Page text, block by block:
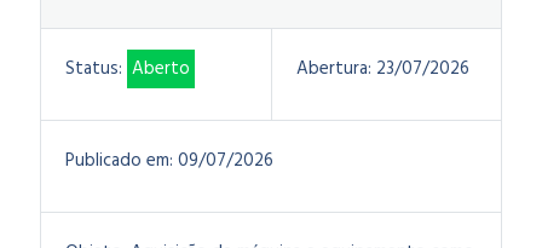
Status: Aberto Abertura: 23/07/2026
Publicado em: 09/07/2026